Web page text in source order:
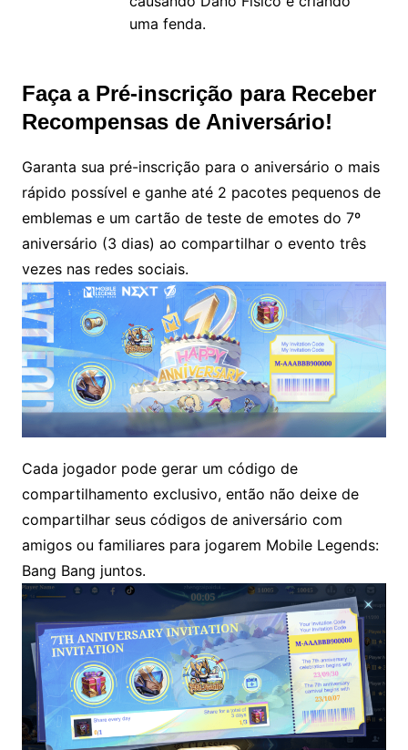
uma fenda.
Faça a Pré-inscrição para Receber
Recompensas de Aniversário!
Garanta sua pré-inscrição para o aniversário o mais
rápido possível e ganhe até 2 pacotes pequenos de
emblemas e um cartão de teste de emotes do 7º
aniversário (3 dias) ao compartilhar o evento três
vezes nas redes sociais.
Cada jogador pode gerar um código de
compartilhamento exclusivo, então não deixe de
compartilhar seus códigos de aniversário com
amigos ou familiares para jogarem Mobile Legends:
Bang Bang juntos.